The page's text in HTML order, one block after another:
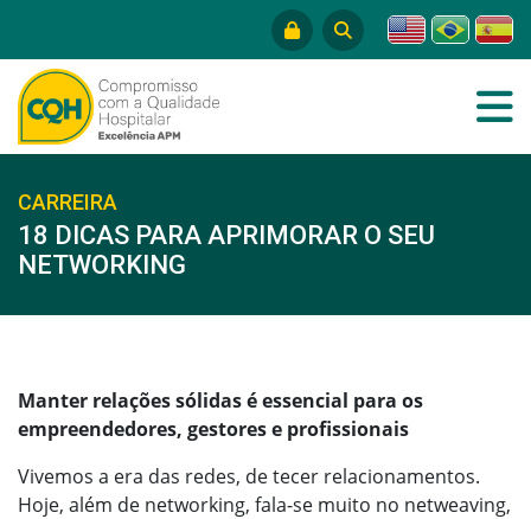
CARREIRA
18 DICAS PARA APRIMORAR O SEU
NETWORKING
Manter relações sólidas é essencial para os
empreendedores, gestores e profissionais
Vivemos a era das redes, de tecer relacionamentos.
Hoje, além de networking, fala-se muito no netweaving,